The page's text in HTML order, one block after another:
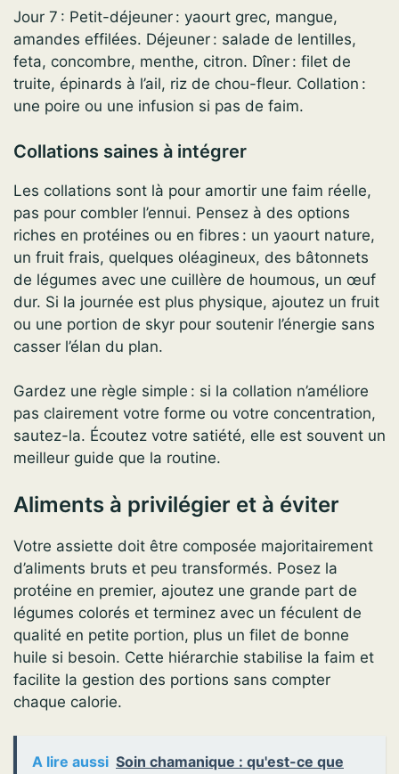
Jour 7 : Petit-déjeuner : yaourt grec, mangue,
amandes effilées. Déjeuner : salade de lentilles,
feta, concombre, menthe, citron. Dîner : filet de
truite, épinards à l’ail, riz de chou-fleur. Collation :
une poire ou une infusion si pas de faim.
Collations saines à intégrer
Les collations sont là pour amortir une faim réelle,
pas pour combler l’ennui. Pensez à des options
riches en protéines ou en fibres : un yaourt nature,
un fruit frais, quelques oléagineux, des bâtonnets
de légumes avec une cuillère de houmous, un œuf
dur. Si la journée est plus physique, ajoutez un fruit
ou une portion de skyr pour soutenir l’énergie sans
casser l’élan du plan.
Gardez une règle simple : si la collation n’améliore
pas clairement votre forme ou votre concentration,
sautez-la. Écoutez votre satiété, elle est souvent un
meilleur guide que la routine.
Aliments à privilégier et à éviter
Votre assiette doit être composée majoritairement
d’aliments bruts et peu transformés. Posez la
protéine en premier, ajoutez une grande part de
légumes colorés et terminez avec un féculent de
qualité en petite portion, plus un filet de bonne
huile si besoin. Cette hiérarchie stabilise la faim et
facilite la gestion des portions sans compter
chaque calorie.
A lire aussi Soin chamanique : qu'est-ce que